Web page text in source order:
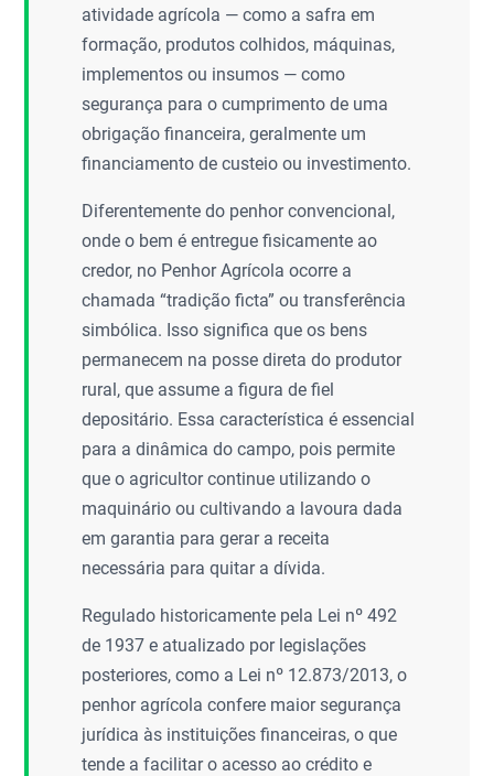
atividade agrícola — como a safra em
formação, produtos colhidos, máquinas,
implementos ou insumos — como
segurança para o cumprimento de uma
obrigação financeira, geralmente um
financiamento de custeio ou investimento.
Diferentemente do penhor convencional,
onde o bem é entregue fisicamente ao
credor, no Penhor Agrícola ocorre a
chamada “tradição ficta” ou transferência
simbólica. Isso significa que os bens
permanecem na posse direta do produtor
rural, que assume a figura de fiel
depositário. Essa característica é essencial
para a dinâmica do campo, pois permite
que o agricultor continue utilizando o
maquinário ou cultivando a lavoura dada
em garantia para gerar a receita
necessária para quitar a dívida.
Regulado historicamente pela Lei nº 492
de 1937 e atualizado por legislações
posteriores, como a Lei nº 12.873/2013, o
penhor agrícola confere maior segurança
jurídica às instituições financeiras, o que
tende a facilitar o acesso ao crédito e